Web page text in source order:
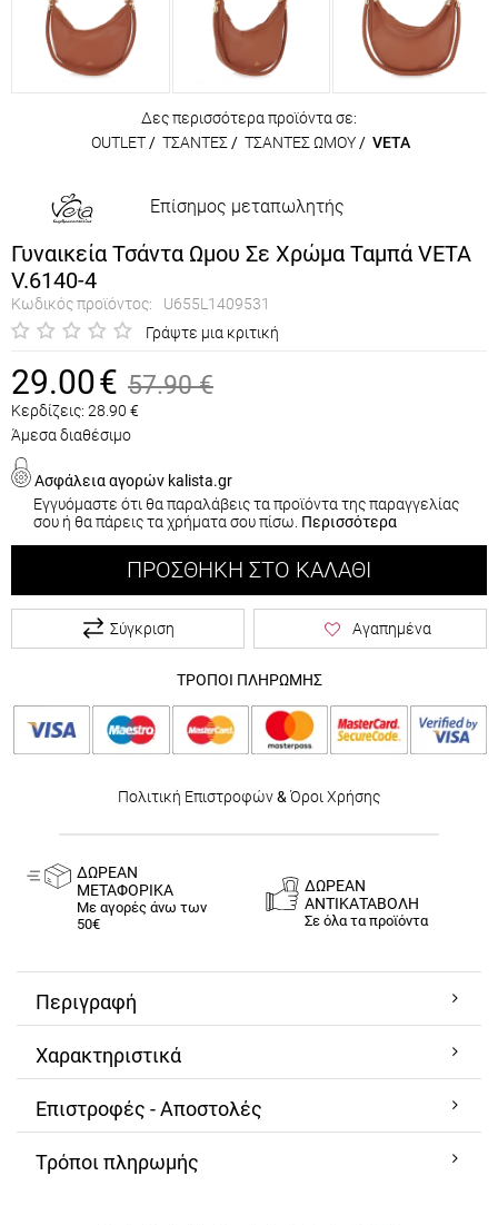
Δες περισσότερα προϊόντα σε:
OUTLET / ΤΣΑΝΤΕΣ / ΤΣΑΝΤΕΣ ΩΜΟΥ / VETA
Επίσημος μεταπωλητής
Γυναικεία Τσάντα Ωμου Σε Χρώμα Ταμπά VETA
V.6140-4
Κωδικός προϊόντος:
U655L1409531
Γράψτε μια κριτική
29.00€ 57.90 €
Κερδίζεις: 28.90 €
Άμεσα διαθέσιμο
Ασφάλεια αγορών kalista.gr
Εγγυόμαστε ότι θα παραλάβεις τα προϊόντα της παραγγελίας
σου ή θα πάρεις τα χρήματα σου πίσω. Περισσότερα
ΠΡΟΣΘΉΚΗ ΣΤΟ ΚΑΛΆΘΙ
Σύγκριση Αγαπημένα
ΤΡΟΠΟΙ ΠΛΗΡΩΜΗΣ
Πολιτική Επιστροφών& Όροι Χρήσης
ΔΩΡΕΑΝ
ΜΕΤΑΦΟΡΙΚΑ
Με αγορές άνω των
50€
ΔΩΡΕΑΝ
ΑΝΤΙΚΑΤΑΒΟΛΗ
Σε όλα τα προϊόντα
Περιγραφή
Χαρακτηριστικά
Επιστροφές - Αποστολές
Τρόποι πληρωμής